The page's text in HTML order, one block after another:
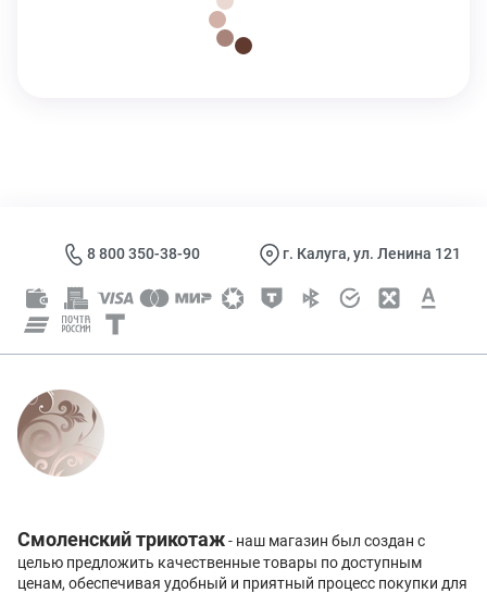
8 800 350-38-90 г. Калуга, ул. Ленина 121
Смоленский трикотаж- наш магазин был создан с
целью предложить качественные товары по доступным
ценам, обеспечивая удобный и приятный процесс покупки для